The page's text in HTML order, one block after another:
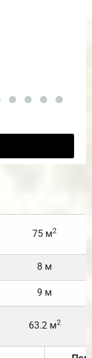
75 м2
8 м
9 м
63.2 м2